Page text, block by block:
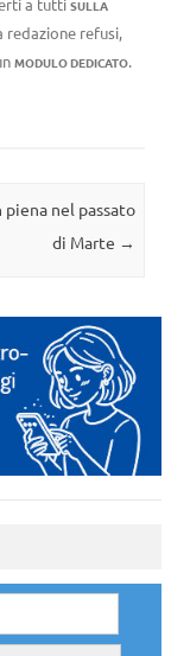
a tuttiSULLA
redazione refusi,
MODULO DEDICATO.
piena nel passato
di Marte →